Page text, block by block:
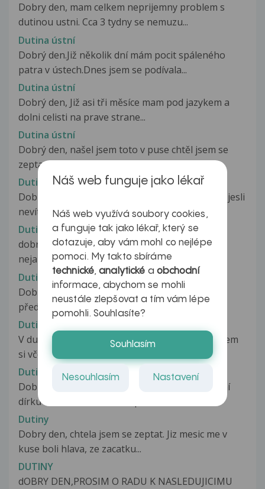
Dobry den, mam celkem neprijemny problem s
dutinou ustni. Cca 3 tydny se nemuzu...
Dutina ústní
Dobrý den.Již několik dní mám pocit spáleného
patra v ústech.Dnes jsem se podívala...
Dutina ústní
Dobrý den, Již asi tři měsíce mam pod jazykem a
dolni celisti na prave strane...
Dutina ústní
Dobrý den, našel jsem toto v puse chtěl jsem se
zeptat jestli je to normální...
Dutina ústní
Dobrý večer pane doktore chtěl bych se zeptat jesli
nevíte co by to mohlo být...
Dutina ustni
dobry den, v ustech se mi neco vytvorilo jakoby
nejaka hadicka, predtim jsem...
Dutina ústní
Dobrý den, našla jsem si na horní dásni nad
předními zuby (přesně nad mezerou...
Dutina ústní, bílé flíčky
V dutině ústní na horním patře trochu vzadu jsem
si včera našla takové dva malé...
Dutiny
Dobrý den, chtěla bych se poradit. Pravou nosní
dírku mám stále mírně zacpanou....
Dutiny
Dobry den, chtela jsem se zeptat. Jiz mesic me v
kuse boli hlava, ze zacatku...
DUTINY
dOBRY DEN,PROSIM O RADU K NASLEDUJICIMU
Náš web funguje jako lékař
Náš web využívá soubory cookies,
a funguje tak jako lékař, který se
dotazuje, aby vám mohl co nejlépe
pomoci. My takto sbíráme
technické,analytické a obchodní
informace, abychom se mohli
neustále zlepšovat a tím vám lépe
pomohli. Souhlasíte?
Souhlasím
Nesouhlasím Nastavení